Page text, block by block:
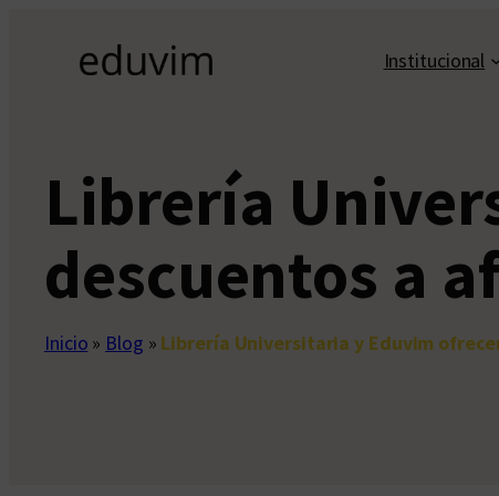
contenido
Institucional
Librería
descuentos a
Inicio » Blog » Librería Universitaria y Eduvim